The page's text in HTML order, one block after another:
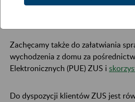
W pozostałe dni tygodnia, tj. od
Zachęcamy także do załatwiania
wychodzenia z domu za
Elektronicznych (PUE) ZUS i
Do dyspozycji klientów ZUS jest